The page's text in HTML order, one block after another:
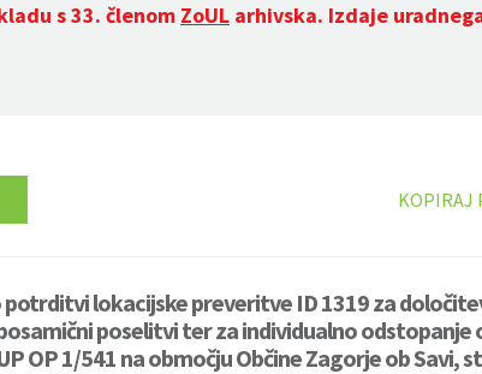
s 33. členom ZoUL arhivska. Izdaje
KOPIRAJ
potrditvi lokacijske preveritve ID 1319 za
poselitvi ter za individualno
OP 1/541 na območju Občine Zagorje ob Savi,